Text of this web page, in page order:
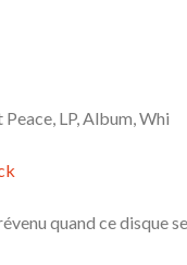
LP, Album, Whi
quand ce disque